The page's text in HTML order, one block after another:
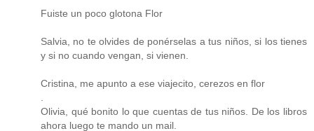
Fuiste un poco glotona Flor
Salvia, no te olvides de ponérselas a tus niños, si los tienes
y si no cuando vengan, si vienen.
Cristina, me apunto a ese viajecito, cerezos en flor
Olivia, qué bonito lo que cuentas de tus niños. De los libros
ahora luego te mando un mail.